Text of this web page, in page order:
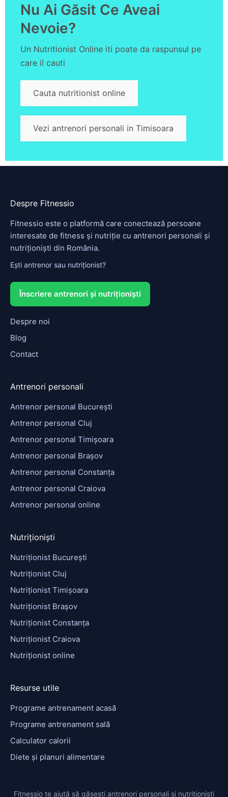
Nu Ai Găsit Ce Aveai
Nevoie?
Un Nutritionist Online iti poate da raspunsul pe
care il cauti
Cauta nutritionist online
Vezi antrenori personali in Timisoara
Despre Fitnessio
Fitnessio este o platformă care conectează persoane
interesate de fitness și nutriție cu antrenori personali și
nutriționiști din România.
Ești antrenor sau nutriționist?
Înscriere antrenori și nutriționiști
Despre noi
Blog
Contact
Antrenori personali
Antrenor personal București
Antrenor personal Cluj
Antrenor personal Timișoara
Antrenor personal Brașov
Antrenor personal Constanța
Antrenor personal Craiova
Antrenor personal online
Nutriționiști
Nutriționist București
Nutriționist Cluj
Nutriționist Timișoara
Nutriționist Brașov
Nutriționist Constanța
Nutriționist Craiova
Nutriționist online
Resurse utile
Programe antrenament acasă
Programe antrenament sală
Calculator calorii
Diete și planuri alimentare
Fitnessio te ajută să găsești antrenori personali și nutriționiști